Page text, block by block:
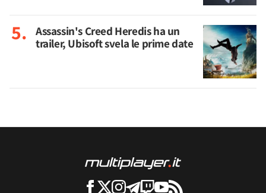
Assassin's Creed Heredis ha un
trailer, Ubisoft svela le prime date